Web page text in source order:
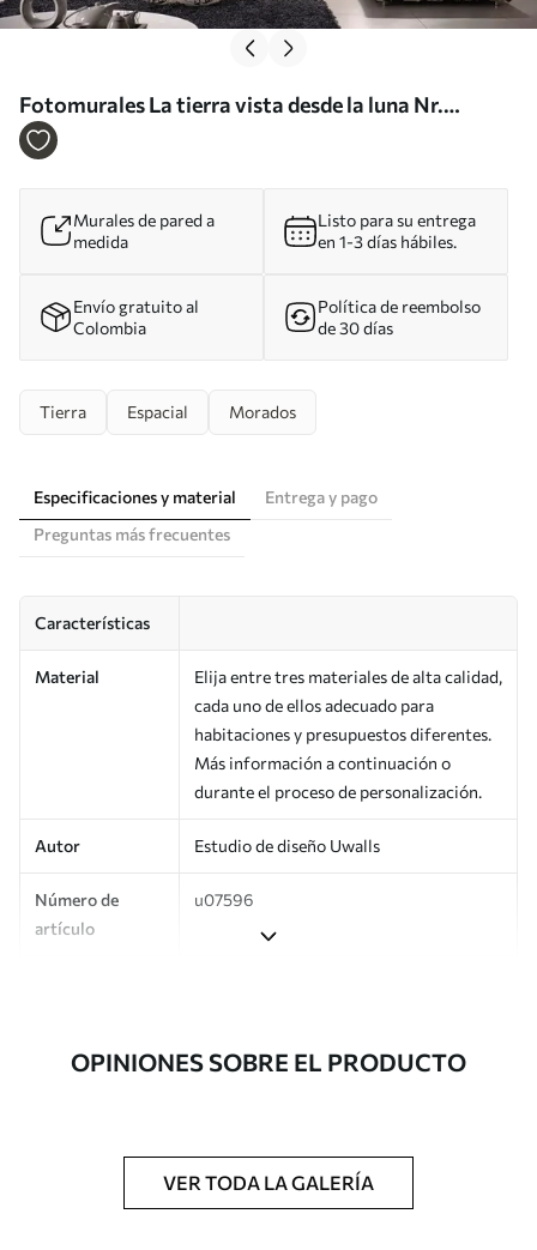
Fotomurales La tierra vista desde la luna Nr.
u07596
Murales de pared a
medida
Listo para su entrega
en 1-3 días hábiles.
Envío gratuito al
Colombia
Política de reembolso
de 30 días
Tierra Espacial Morados
Especificaciones y material
Entrega y pago
Preguntas más frecuentes
Características
Material
Elija entre tres materiales de alta calidad,
cada uno de ellos adecuado para
habitaciones y presupuestos diferentes.
Más información a continuación o
durante el proceso de personalización.
Autor Estudio de diseño Uwalls
Número de
artículo
u07596
Adicionalmente
Disponible con recubrimiento de barniz
esponja suave. Los murales de pared con
recubrimiento de barniz pueden
OPINIONES SOBRE EL PRODUCTO
VER TODA LA GALERÍA